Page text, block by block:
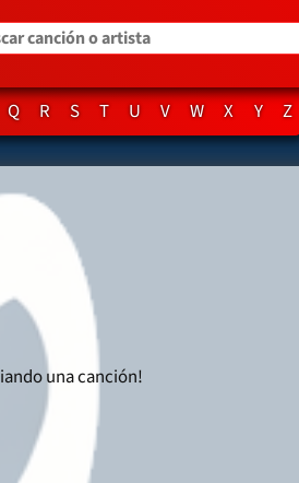
canción o artista
Q R S T U V W X Y Z
una canción!